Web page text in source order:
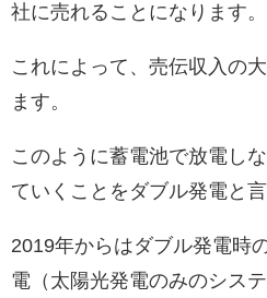
社に売れることになります。
これによって、売伝収入の
ます。
このように蓄電池で放電し
ていくことをダブル発電と言
2019年からはダブル発電時
電（太陽光発電のみのシス